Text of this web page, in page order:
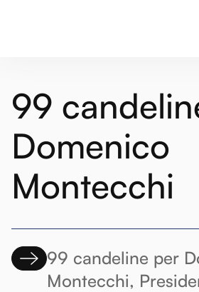
99
Domenico
Montecchi
99 candeline per
Montecchi,